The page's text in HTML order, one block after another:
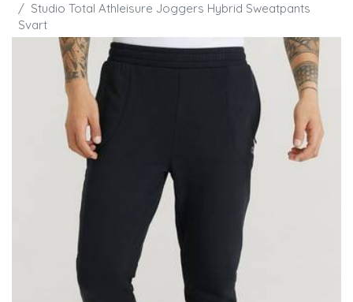
Studio Total Athleisure Joggers Hybrid Sweatpants
Svart